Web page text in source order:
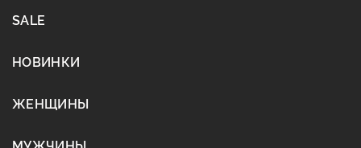
SALE
НОВИНКИ
ЖЕНЩИНЫ